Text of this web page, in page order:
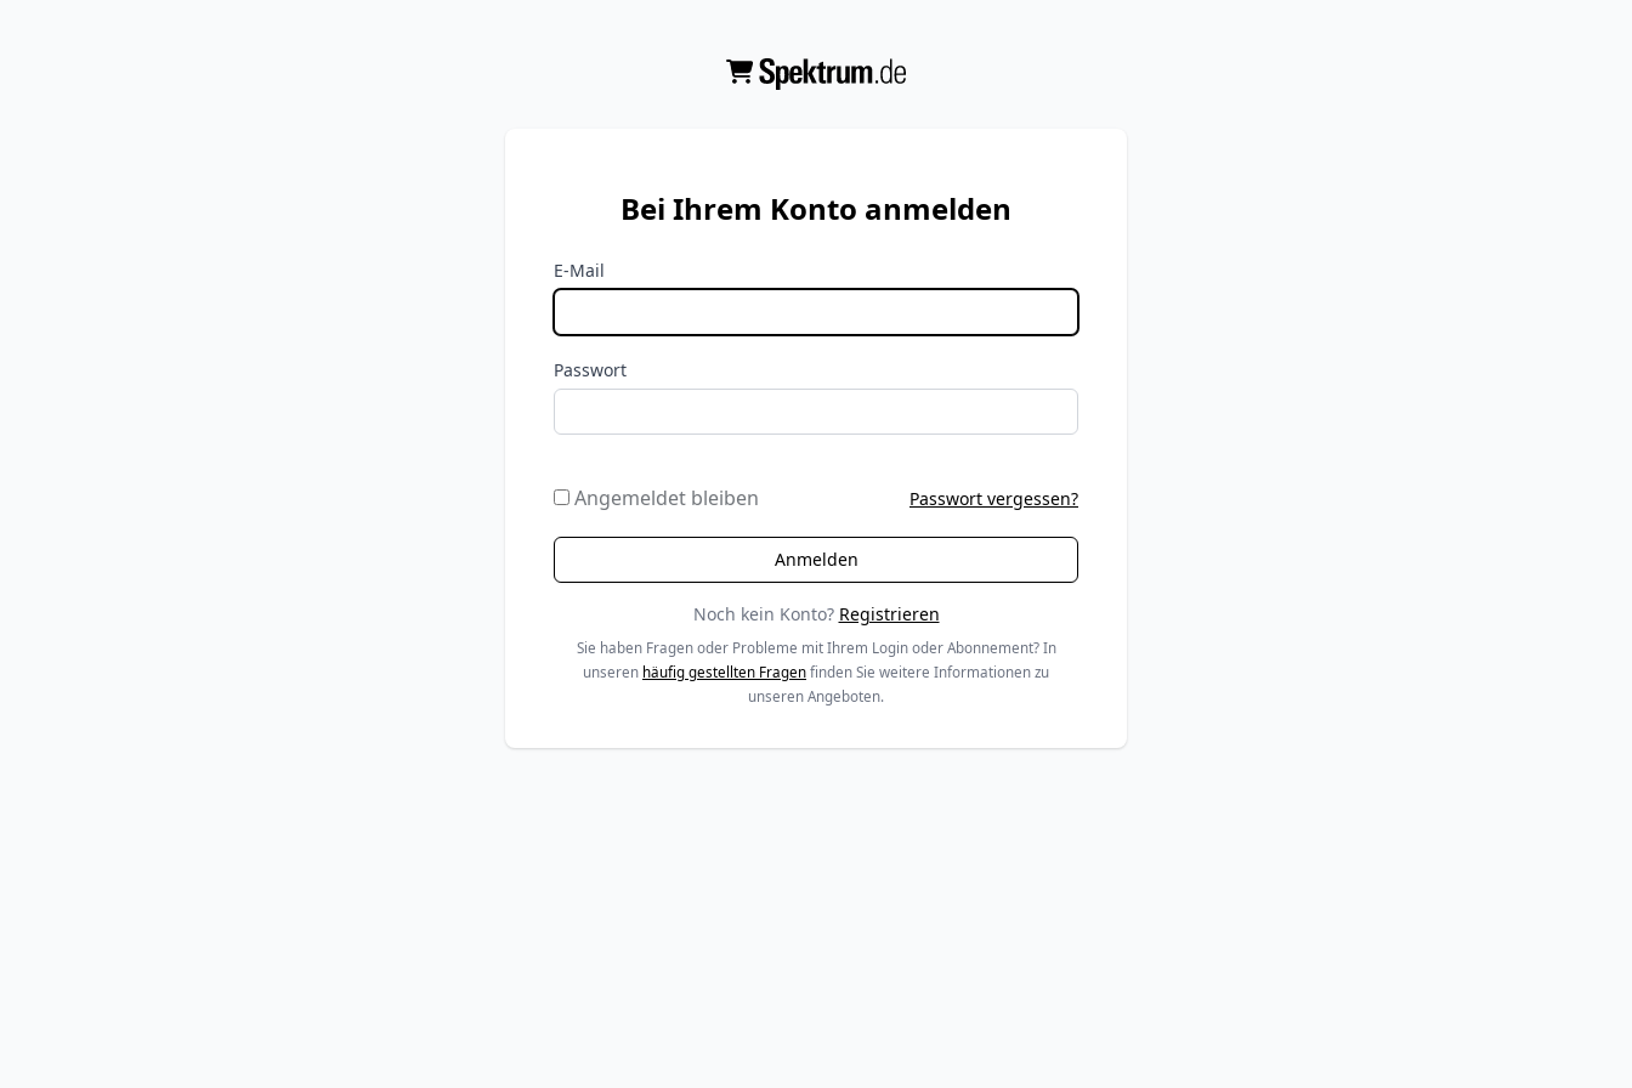
Bei Ihrem Konto anmelden
E-Mail
Passwort
Angemeldet bleiben Passwort vergessen?
Noch kein Konto? Registrieren
Sie haben Fragen oder Probleme mit Ihrem Login oder Abonnement? In
unseren häufig gestellten Fragen finden Sie weitere Informationen zu
unseren Angeboten.